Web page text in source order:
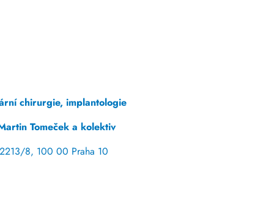
chirurgie, implantologie
Tomeček a kolektiv
8, 100 00 Praha 10